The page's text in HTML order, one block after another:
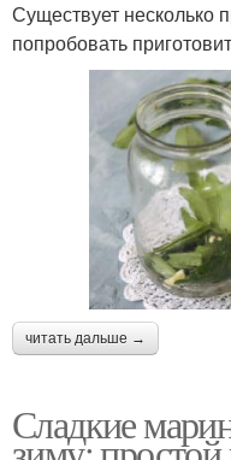
Существует несколько
попробовать
читать дальше →
Сладкие